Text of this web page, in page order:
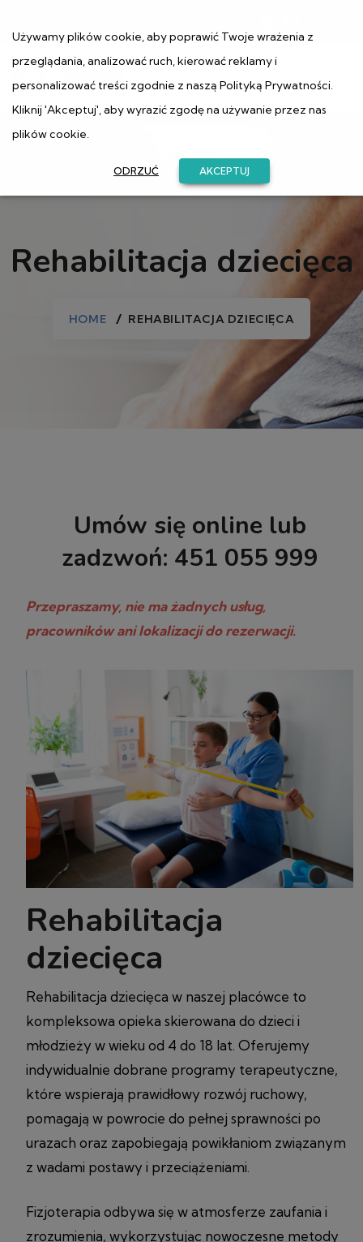
Rehabilitacja dziecięca
HOME REHABILITACJA DZIECIĘCA
Umów się online lub
zadzwoń: 451 055 999
Przepraszamy, nie ma żadnych usług,
pracowników ani lokalizacji do rezerwacji.
Rehabilitacja
dziecięca
Rehabilitacja dziecięca w naszej placówce to
kompleksowa opieka skierowana do dzieci i
młodzieży w wieku od 4 do 18 lat. Oferujemy
indywidualnie dobrane programy terapeutyczne,
które wspierają prawidłowy rozwój ruchowy,
pomagają w powrocie do pełnej sprawności po
urazach oraz zapobiegają powikłaniom związanym
z wadami postawy i przeciążeniami.
Fizjoterapia odbywa się w atmosferze zaufania i
zrozumienia, wykorzystując nowoczesne metody
Używamy plików cookie, aby poprawić Twoje wrażenia z
przeglądania, analizować ruch, kierować reklamy i
personalizować treści zgodnie z naszą Polityką Prywatności.
Kliknij 'Akceptuj', aby wyrazić zgodę na używanie przez nas
plików cookie.
ODRZUĆ AKCEPTUJ